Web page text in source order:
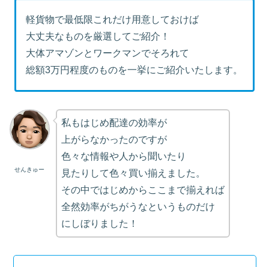
軽貨物で最低限これだけ用意しておけば
大丈夫なものを厳選してご紹介！
大体アマゾンとワークマンでそろれて
総額3万円程度のものを一挙にご紹介いたします。
せんきゅー
私もはじめ配達の効率が
上がらなかったのですが
色々な情報や人から聞いたり
見たりして色々買い揃えました。
その中ではじめからここまで揃えれば
全然効率がちがうなというものだけ
にしぼりました！